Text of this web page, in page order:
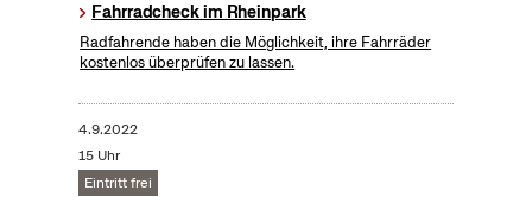
Fahrradcheck im Rheinpark
Radfahrende haben die Möglichkeit, ihre Fahrräder
kostenlos überprüfen zu lassen.
4.9.2022
15 Uhr
Eintritt frei